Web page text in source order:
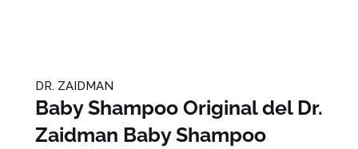
DR. ZAIDMAN
Baby Shampoo Original del Dr.
Zaidman Baby Shampoo